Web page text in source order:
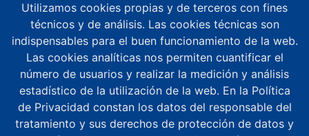
Normativa
Revista Alfa
Residuos radiactivos
Temas de interés
Contacto
¿Dónde estamos?
Aplicaciones móviles
Agenda altos cargos
Buzón de consultas
Denuncias y notificaciones
Utilizamos cookies propias y de terceros con fines
técnicos y de análisis. Las cookies técnicas son
indispensables para el buen funcionamiento de la web.
Las cookies analíticas nos permiten cuantificar el
número de usuarios y realizar la medición y análisis
estadístico de la utilización de la web. En la Política
de Privacidad constan los datos del responsable del
tratamiento y sus derechos de protección de datos y